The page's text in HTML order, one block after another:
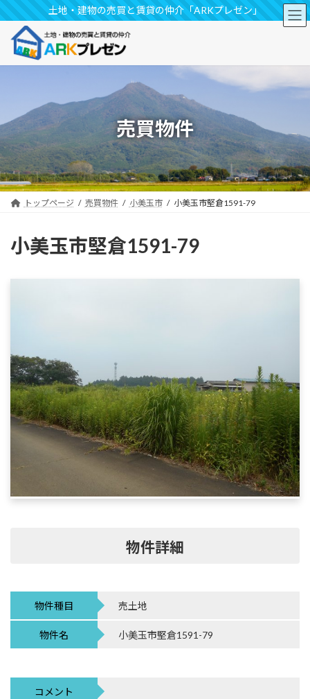
ン
ビ
土地・建物の売買と賃貸の仲介「ARKプレゼン」
売買物件
トップページ 売買物件 小美玉市 小美玉市堅倉1591-79
小美玉市堅倉1591-79
物件詳細
物件種目 売土地
物件名 小美玉市堅倉1591-79
コメント